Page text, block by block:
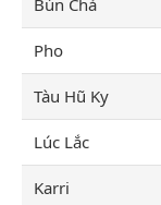
Bún Chả
Pho
Tàu Hũ Ky
Lúc Lắc
Karri